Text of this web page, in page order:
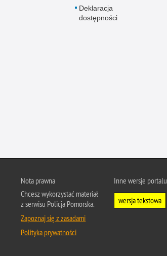
Deklaracja
dostępności
Nota prawna
Chcesz wykorzystać materiał
z serwisu Policja Pomorska.
Zapoznaj się z zasadami
Polityka prywatności
Inne wersje portalu
wersja tekstowa